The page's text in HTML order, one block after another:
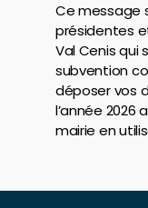
Ce message
présidentes
Val Cenis qui
subvention
déposer vos
l’année 2026
mairie en